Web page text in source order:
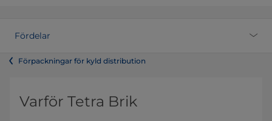
Fördelar
Förpackningar för kyld distribution
Varför Tetra Brik